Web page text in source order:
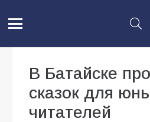
В Батайске
сказок для
читателей